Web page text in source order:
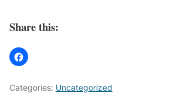
Share this:
Categories: Uncategorized